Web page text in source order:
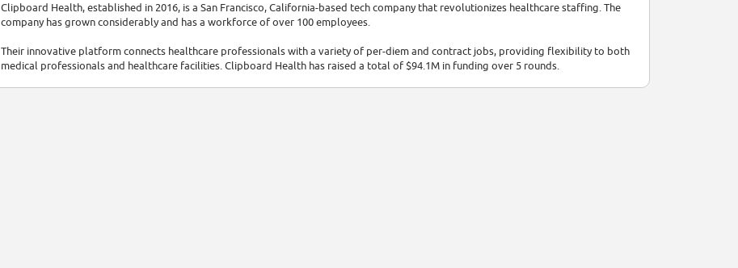
Clipboard Health, established in 2016, is a San Francisco, California-based tech company that revolutionizes healthcare staffing. The
company has grown considerably and has a workforce of over 100 employees.
Their innovative platform connects healthcare professionals with a variety of per-diem and contract jobs, providing flexibility to both
medical professionals and healthcare facilities. Clipboard Health has raised a total of $94.1M in funding over 5 rounds.